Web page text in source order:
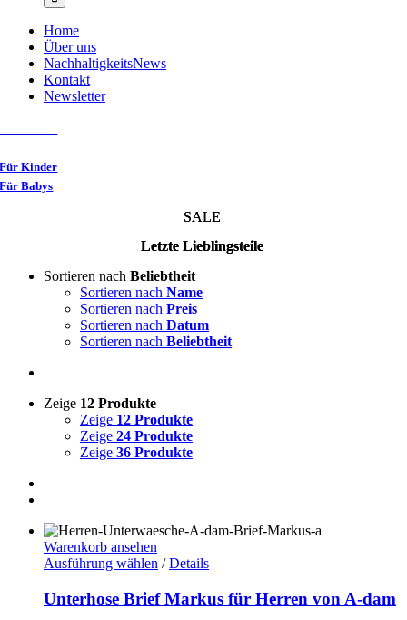
Home
Über uns
NachhaltigkeitsNews
Kontakt
Newsletter
Für Kinder
Für Babys
SALE
Letzte Lieblingsteile
Sortieren nach Beliebtheit
Sortieren nach Name
Sortieren nach Preis
Sortieren nach Datum
Sortieren nach Beliebtheit
Zeige 12 Produkte
Zeige 12 Produkte
Zeige 24 Produkte
Zeige 36 Produkte
Warenkorb ansehen
Ausführung wählen Dieses
weist
mehrere
/ Details
Unterhose Brief Markus für Herren von A-dam